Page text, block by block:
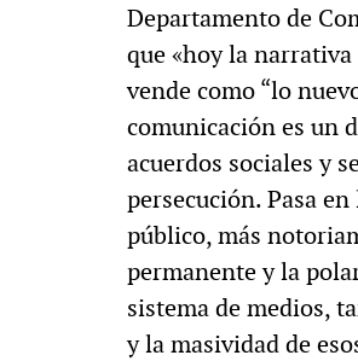
Departamento de
que «hoy la
vende como “lo
comunicación es un
acuerdos sociales y
persecución. Pasa
público, más
permanente y la
sistema de medios,
y la masividad de